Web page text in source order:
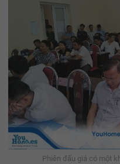
Phiên đấu giá có một